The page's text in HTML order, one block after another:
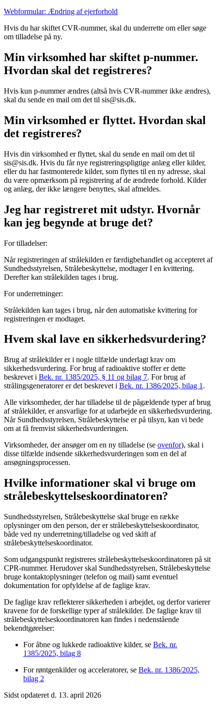
Webformular: Ændring af ejerforhold
Hvis du har skiftet CVR-nummer, skal du underrette om eller søge
om tilladelse på ny.
Min virksomhed har skiftet p-nummer.
Hvordan skal det registreres?
Hvis kun p-nummer ændres (altså hvis CVR-nummer ikke ændres),
skal du sende en mail om det til sis@sis.dk.
Min virksomhed er flyttet. Hvordan skal
det registreres?
Hvis din virksomhed er flyttet, skal du sende en mail om det til
sis@sis.dk. Hvis du får nye registreringspligtige anlæg eller kilder,
eller du har fastmonterede kilder, som flyttes til en ny adresse, skal
du være opmærksom på registrering af de ændrede forhold. Kilder
og anlæg, der ikke længere benyttes, skal afmeldes.
Jeg har registreret mit udstyr. Hvornår
kan jeg begynde at bruge det?
For tilladelser:
Når registreringen af strålekilden er færdigbehandlet og accepteret af
Sundhedsstyrelsen, Strålebeskyttelse, modtager I en kvittering.
Derefter kan strålekilden tages i brug.
For underretninger:
Strålekilden kan tages i brug, når den automatiske kvittering for
registreringen er modtaget.
Hvem skal lave en sikkerhedsvurdering?
Brug af strålekilder er i nogle tilfælde underlagt krav om
sikkerhedsvurdering. For brug af radioaktive stoffer er dette
beskrevet i Bek. nr. 1385/2025, § 11 og bilag 7. For brug af
strålingsgeneratorer er det beskrevet i Bek. nr. 1386/2025, bilag 1 .
Alle virksomheder, der har tilladelse til de pågældende typer af brug
af strålekilder, er ansvarlige for at udarbejde en sikkerhedsvurdering.
Når Sundhedsstyrelsen, Strålebeskyttelse er på tilsyn, kan vi bede
om at få fremvist sikkerhedsvurderingen.
Virksomheder, der ansøger om en ny tilladelse (se ovenfor), skal i
disse tilfælde indsende sikkerhedsvurderingen som en del af
ansøgningsprocessen.
Hvilke informationer skal vi bruge om
strålebeskyttelseskoordinatoren?
Sundhedsstyrelsen, Strålebeskyttelse skal bruge en række
oplysninger om den person, der er strålebeskyttelseskoordinator,
både ved ny underretning/tilladelse og ved skift af
strålebeskyttelseskoordinator.
Som udgangspunkt registreres strålebeskyttelseskoordinatoren på sit
CPR-nummer. Herudover skal Sundhedsstyrelsen, Strålebeskyttelse
bruge kontaktoplysninger (telefon og mail) samt eventuel
dokumentation for opfyldelse af de faglige krav.
De faglige krav reflekterer sikkerheden i arbejdet, og derfor varierer
kravene for de forskellige typer af strålekilder. De faglige krav til
strålebeskyttelseskoordinatoren kan findes i nedenstående
bekendtgørelser:
For åbne og lukkede radioaktive kilder, se Bek. nr.
1385/2025, bilag 8
For røntgenkilder og acceleratorer, se Bek. nr. 1386/2025,
bilag 2
Sidst opdateret d. 13. april 2026